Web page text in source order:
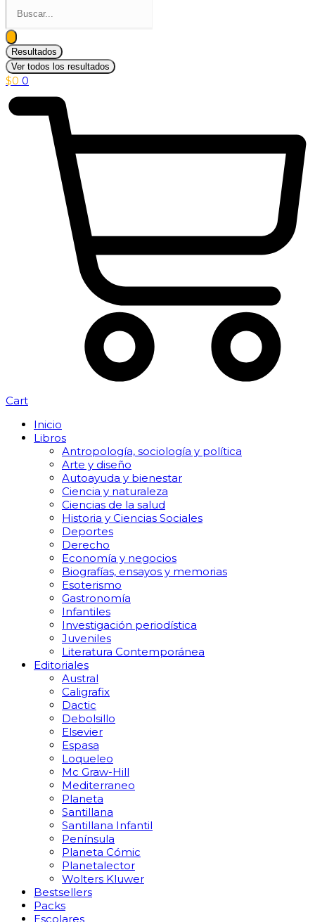
Resultados
Ver todos los resultados
$0 0
Cart
Inicio
Libros
Antropología, sociología y política
Arte y diseño
Autoayuda y bienestar
Ciencia y naturaleza
Ciencias de la salud
Historia y Ciencias Sociales
Deportes
Derecho
Economía y negocios
Biografías, ensayos y memorias
Esoterismo
Gastronomía
Infantiles
Investigación periodística
Juveniles
Literatura Contemporánea
Editoriales
Austral
Caligrafix
Dactic
Debolsillo
Elsevier
Espasa
Loqueleo
Mc Graw-Hill
Mediterraneo
Planeta
Santillana
Santillana Infantil
Península
Planeta Cómic
Planetalector
Wolters Kluwer
Bestsellers
Packs
Escolares